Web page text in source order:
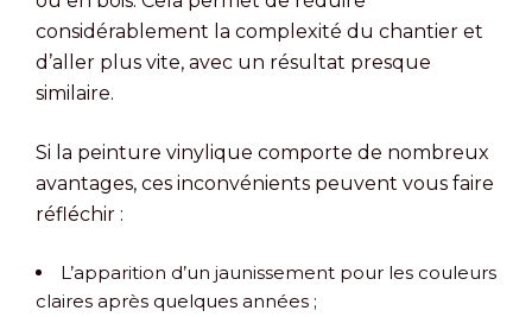
considérablement la complexité du chantier et
d’aller plus vite, avec un résultat presque
similaire.
Si la peinture vinylique comporte de nombreux
avantages, ces inconvénients peuvent vous faire
réfléchir :
L’apparition d’un jaunissement pour les couleurs
claires après quelques années ;